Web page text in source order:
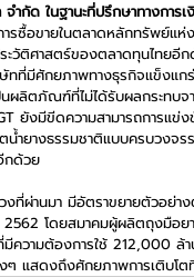
ด ในฐานะที่ปรึกษาทางการเ
รซื้อขายในตลาดหลักทรัพย์แห่
วัติศาสตร์ของตลาดทุนไทยอี
ทที่มีศักยภาพทางธุรกิจแข็งแ
ผลิตภัณฑ์ที่ไม่ได้รับผลกระทบ
ยังมีขีดความสามารถการ
ำยางธรรมชาติแบบครบวงจ
กด้วย
ผ่านมา มีอัตราขยายตัวอย่าง
2562 โดยสมาคมผู้ผลิตถุงมือ
วามต้องการใช้ 212,000 ล้
ๆ แสดงถึงศักยภาพการเติบโ